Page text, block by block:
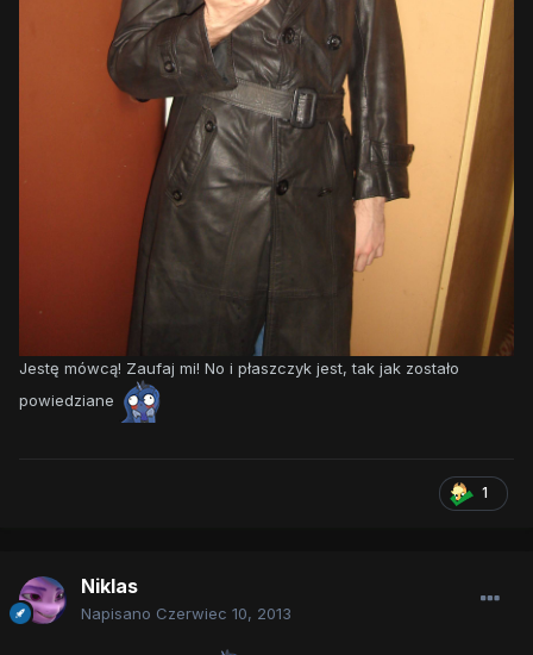
Jestę mówcą! Zaufaj mi! No i płaszczyk jest, tak jak zostało
powiedziane
1
Niklas
Napisano Czerwiec 10, 2013